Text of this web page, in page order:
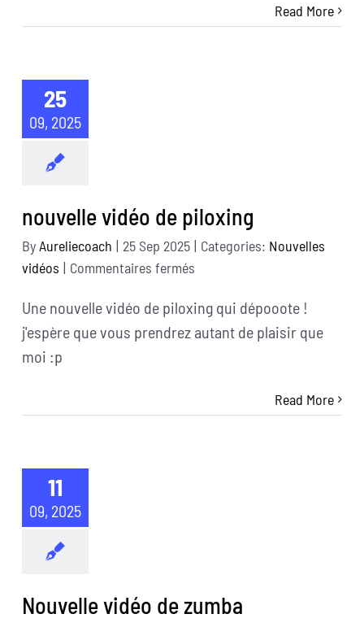
Read More
25
09, 2025
nouvelle vidéo de piloxing
ByAureliecoach | 25 Sep 2025 | Categories: Nouvelles
vidéos | Commentaires ferméssur
vidéo
de
Une nouvelle vidéo de piloxing qui dépooote !
j'espère que vous prendrez autant de plaisir que
moi :p
Read More
11
09, 2025
Nouvelle vidéo de zumba